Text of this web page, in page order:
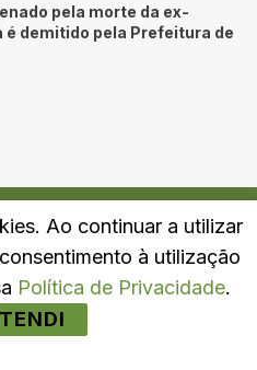
pela morte da ex-
é demitido pela Prefeitura de
Política de Privacidade
Ao continuar a utilizar
à utilização
Política de Privacidade.